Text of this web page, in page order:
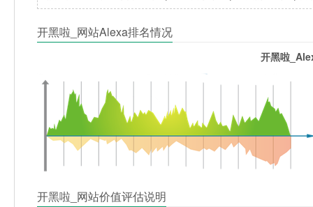
开黑啦_网站Alexa排名情况
开黑啦
开黑啦_网站价值评估说明